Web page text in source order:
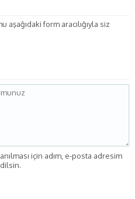
aşağıdaki form aracılığıyla siz
için adım, e-posta adresim